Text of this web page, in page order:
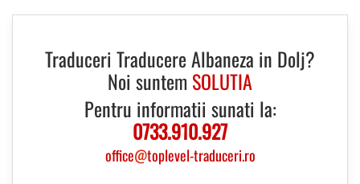
Traduceri Traducere Albaneza in Dolj?
Noi suntem SOLUTIA
Pentru informatii sunati la:
0733.910.927
office@toplevel-traduceri.ro